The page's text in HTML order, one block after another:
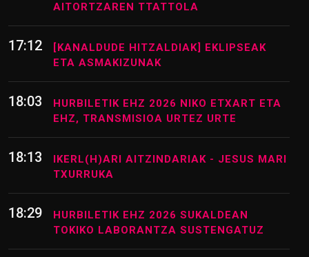
AITORTZAREN TTATTOLA
17:12
[KANALDUDE HITZALDIAK] EKLIPSEAK
ETA ASMAKIZUNAK
18:03
HURBILETIK EHZ 2026 NIKO ETXART ETA
EHZ, TRANSMISIOA URTEZ URTE
18:13
IKERL(H)ARI AITZINDARIAK - JESUS MARI
TXURRUKA
18:29
HURBILETIK EHZ 2026 SUKALDEAN
TOKIKO LABORANTZA SUSTENGATUZ